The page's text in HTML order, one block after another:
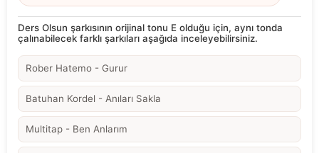
Ders Olsun şarkısının orijinal tonu E olduğu için, aynı tonda
çalınabilecek farklı şarkıları aşağıda inceleyebilirsiniz.
Rober Hatemo - Gurur
Batuhan Kordel - Anıları Sakla
Multitap - Ben Anlarım